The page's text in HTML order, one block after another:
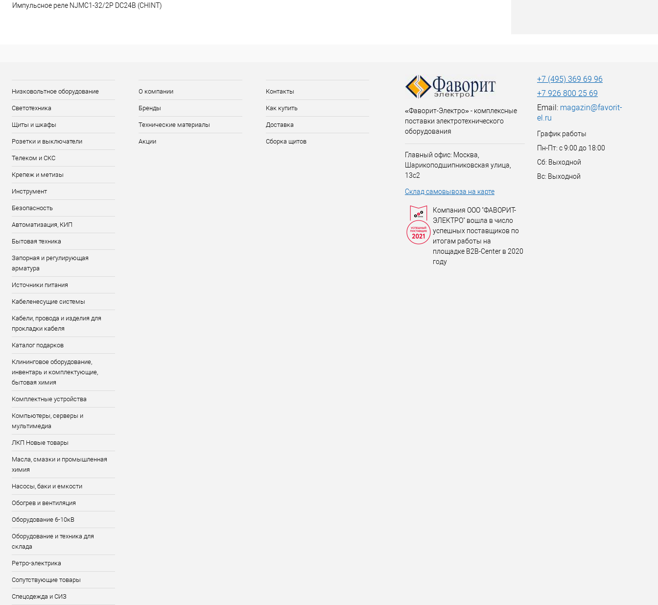
Импульсное реле NJMC1-32/2P DC24В (CHINT)
Низковольтное оборудование
Светотехника
Щиты и шкафы
Розетки и выключатели
Телеком и СКС
Крепеж и метизы
Инструмент
Безопасность
Автоматизация, КИП
Бытовая техника
Запорная и регулирующая
арматура
Источники питания
Кабеленесущие системы
Кабели, провода и изделия для
прокладки кабеля
Каталог подарков
Клининговое оборудование,
инвентарь и комплектующие,
бытовая химия
Комплектные устройства
Компьютеры, серверы и
мультимедиа
ЛКП Новые товары
Масла, смазки и промышленная
химия
Насосы, баки и емкости
Обогрев и вентиляция
Оборудование 6-10кВ
Оборудование и техника для
склада
Ретро-электрика
Сопутствующие товары
Спецодежда и СИЗ
О компании
Бренды
Технические материалы
Акции
Контакты
Как купить
Доставка
Сборка щитов
«Фаворит-Электро» - комплексные
поставки электротехнического
оборудования
Главный офис: Москва,
Шарикоподшипниковская улица,
13с2
Склад самовывоза на карте
Компания ООО "ФАВОРИТ-
ЭЛЕКТРО" вошла в число
успешных поставщиков по
итогам работы на
площадке B2B-Center в 2020
году
+7 (495) 369 69 96
+7 926 800 25 69
Email: magazin@favorit-
el.ru
График работы
Пн-Пт: с 9:00 до 18:00
Сб: Выходной
Вс: Выходной